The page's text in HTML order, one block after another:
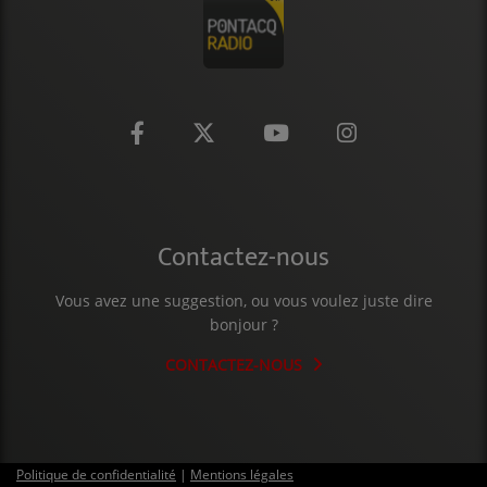
Contactez-nous
Vous avez une suggestion, ou vous voulez juste dire
bonjour ?
CONTACTEZ-NOUS
Politique de confidentialité | Mentions légales